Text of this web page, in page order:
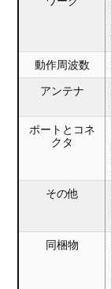
動作周波数
アンテナ
ポートとコネ
クタ
その他
同梱物